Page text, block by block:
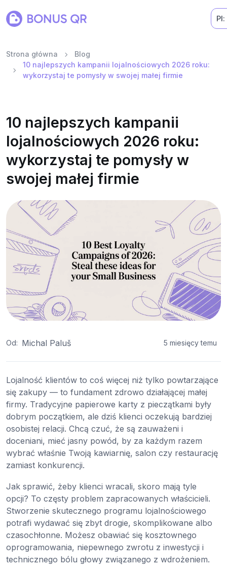
Pl:
Strona główna
Blog
10 najlepszych kampanii lojalnościowych 2026 roku:
wykorzystaj te pomysły w swojej małej firmie
10 najlepszych kampanii
lojalnościowych 2026 roku:
wykorzystaj te pomysły w
swojej małej firmie
Od: Michal Paluš 5 miesięcy temu
Lojalność klientów to coś więcej niż tylko powtarzające
się zakupy — to fundament zdrowo działającej małej
firmy. Tradycyjne papierowe karty z pieczątkami były
dobrym początkiem, ale dziś klienci oczekują bardziej
osobistej relacji. Chcą czuć, że są zauważeni i
doceniani, mieć jasny powód, by za każdym razem
wybrać właśnie Twoją kawiarnię, salon czy restaurację
zamiast konkurencji.
Jak sprawić, żeby klienci wracali, skoro mają tyle
opcji? To częsty problem zapracowanych właścicieli.
Stworzenie skutecznego programu lojalnościowego
potrafi wydawać się zbyt drogie, skomplikowane albo
czasochłonne. Możesz obawiać się kosztownego
oprogramowania, niepewnego zwrotu z inwestycji i
technicznego bólu głowy związanego z wdrożeniem.